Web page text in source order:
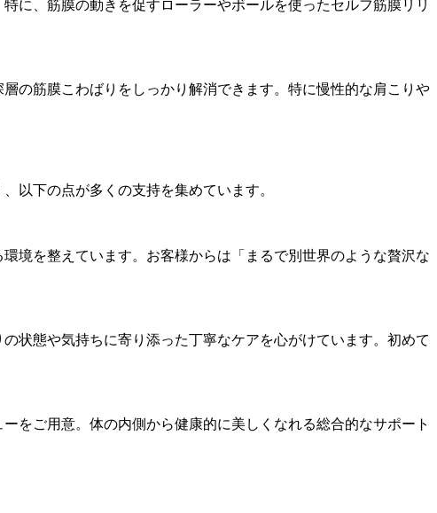
に、筋膜の動きを促すローラーやボールを使ったセルフ筋膜リリ
の筋膜こわばりをしっかり解消できます。特に慢性的な肩こりや
以下の点が多くの支持を集めています。
境を整えています。お客様からは「まるで別世界のような贅沢な
状態や気持ちに寄り添った丁寧なケアを心がけています。初めて
をご用意。体の内側から健康的に美しくなれる総合的なサポート